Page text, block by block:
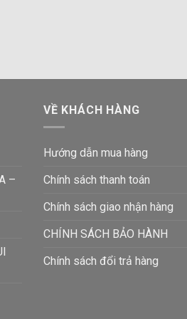
–
VỀ KHÁCH HÀNG
Hướng dẫn mua hàng
Chính sách thanh toán
Chính sách giao nhận hàng
CHÍNH SÁCH BẢO HÀNH
Chính sách đổi trả hàng